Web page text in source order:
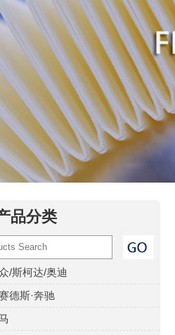
品分类
/斯柯达/奥迪
德斯·奔驰